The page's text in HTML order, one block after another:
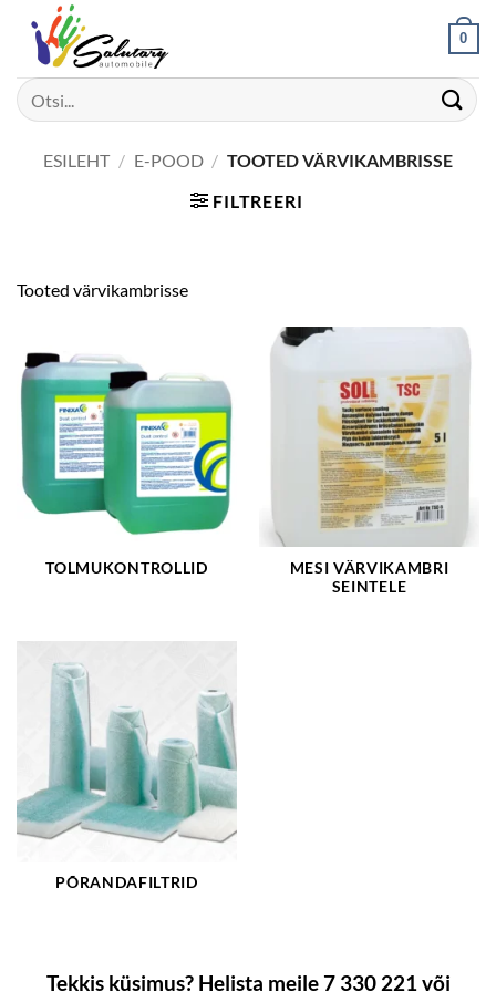
content
0
Otsi:
ESILEHT / E-POOD / TOOTED VÄRVIKAMBRISSE
FILTREERI
Tooted värvikambrisse
TOLMUKONTROLLID
MESI VÄRVIKAMBRI
SEINTELE
PÕRANDAFILTRID
Tekkis küsimus? Helista meile 7 330 221 või